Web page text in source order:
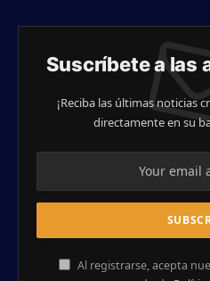
Suscríbete a las
¡Reciba las últimas noticias
directamente en su
Al registrarse, acepta